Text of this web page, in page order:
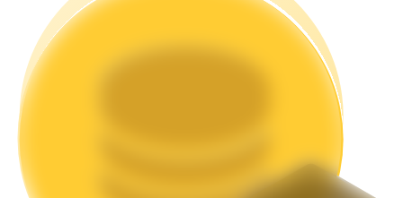
Mempertaruhkan
Pengembalian tinggi & akses instan